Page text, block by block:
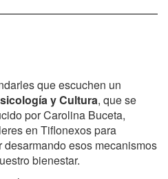
que escuchen un
y Cultura, que se
por Carolina Buceta,
en Tiflonexos para
esos mecanismos
bienestar.